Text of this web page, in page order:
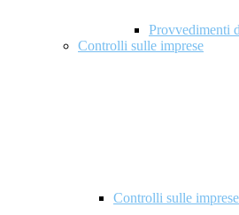
Provvedimenti
Controlli sulle imprese
Controlli sulle imprese